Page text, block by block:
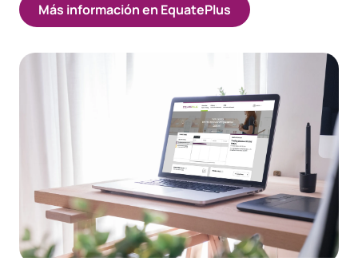
Más información en EquatePlus